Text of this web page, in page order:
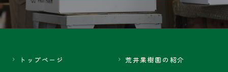
トップページ
荒井果樹園の紹介